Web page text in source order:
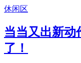
休闲区
当当又出新动
了！